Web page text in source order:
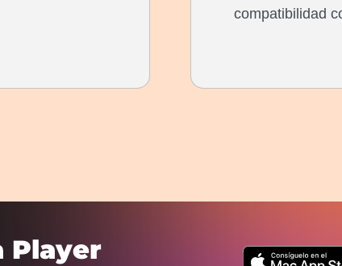
compatibilidad
Player